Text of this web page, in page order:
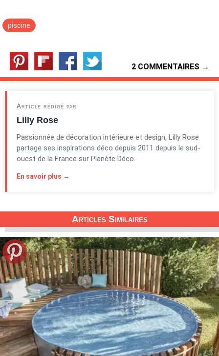
piscine
2 COMMENTAIRES →
Article rédigé par
Lilly Rose
Passionnée de décoration intérieure et design, Lilly Rose
partage ses inspirations déco depuis 2011 depuis le sud-
ouest de la France sur Planète Déco.
En savoir plus →
Articles Similaires